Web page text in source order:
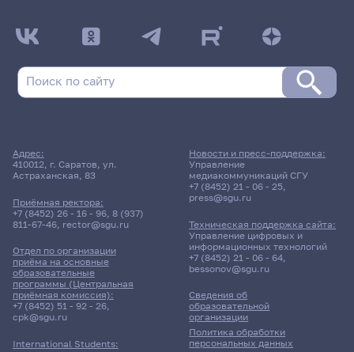
Адрес:
410012, г. Саратов, ул.
Астраханская, 83
Приёмная ректора:
+7 (8452) 26 - 16 - 96, 8 (937)
811-67-46, rector@sgu.ru
Отдел по организации
приёма на основные
образовательные
программы (Центральная
приёмная комиссия):
+7 (8452) 51 - 92 - 26,
cpk@sgu.ru
International Students:
Сведения об
образовательной
организации
Политика обработки
персональных данных
Новости и пресс-поддержка:
Управление
медиакоммуникаций СГУ
+7 (8452) 21 - 06 - 25,
press@sgu.ru
Техническая поддержка сайта:
Управление цифровых и
информационных технологий
+7 (8452) 21 - 06 - 64,
bessonov@sgu.ru